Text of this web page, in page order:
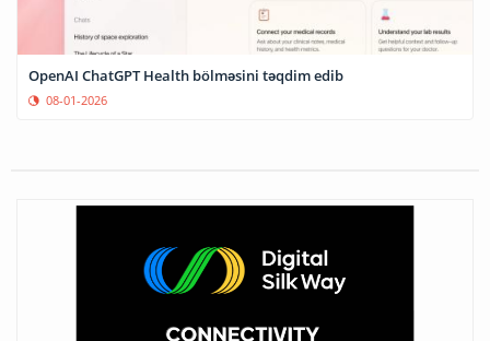
OpenAI ChatGPT Health bölməsini təqdim edib
08-01-2026